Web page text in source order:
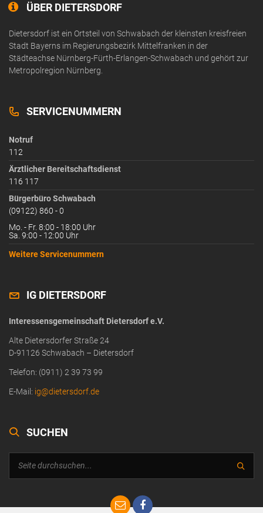
ÜBER DIETERSDORF
Dietersdorf ist ein Ortsteil von Schwabach der kleinsten kreisfreien
Stadt Bayerns im Regierungsbezirk Mittelfranken in der
Städteachse Nürnberg-Fürth-Erlangen-Schwabach und gehört zur
Metropolregion Nürnberg.
SERVICENUMMERN
Notruf
112
Ärztlicher Bereitschaftsdienst
116 117
Bürgerbüro Schwabach
(09122) 860 - 0
Mo. - Fr. 8:00 - 18:00 Uhr
Sa. 9:00 - 12:00 Uhr
Weitere Servicenummern
IG DIETERSDORF
Interessensgemeinschaft Dietersdorf e.V.
Alte Dietersdorfer Straße 24
D-91126 Schwabach – Dietersdorf
Telefon: (0911) 2 39 73 99
E-Mail: ig@dietersdorf.de
SUCHEN